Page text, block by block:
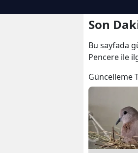
Son
Bu sayfada
Pencere ile
Güncelleme